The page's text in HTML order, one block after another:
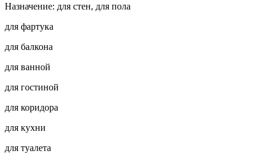
Назначение: для стен, для пола
для фартука
для балкона
для ванной
для гостиной
для коридора
для кухни
для туалета